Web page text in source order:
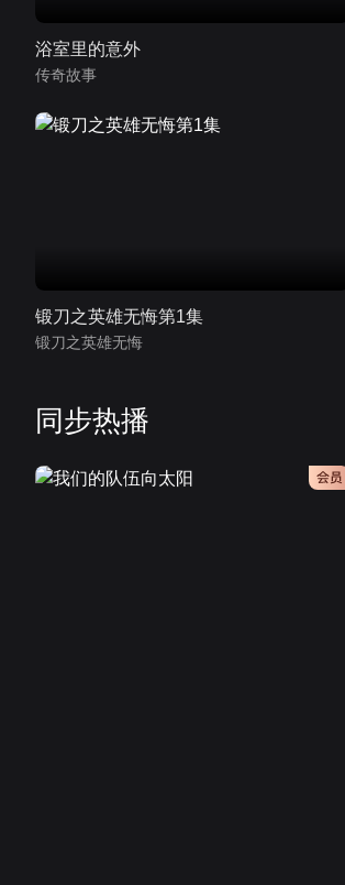
浴室里的意外
传奇故事
锻刀之英雄无悔第1集
锻刀之英雄无悔
同步热播
会员